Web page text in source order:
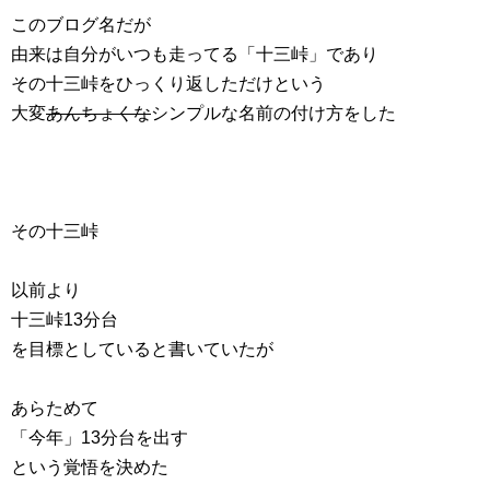
このブログ名だが
由来は自分がいつも走ってる「十三峠」であり
その十三峠をひっくり返しただけという
大変あんちょくなシンプルな名前の付け方をした
その十三峠
以前より
十三峠13分台
を目標としていると書いていたが
あらためて
「今年」13分台を出す
という覚悟を決めた